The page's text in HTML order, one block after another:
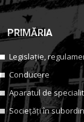
PRIMĂRIA
Legislație,
Conducere
Aparatul de
Sociețăți în